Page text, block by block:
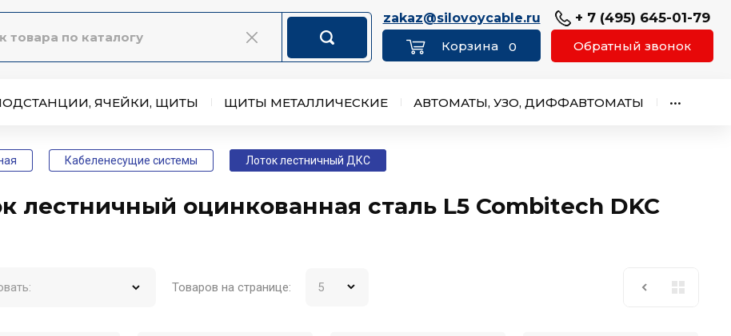
zakaz@silovoycable.ru
0
+ 7 (495) 645-01-79
Обратный звонок
ЯЧЕЙКИ, ЩИТЫ ЩИТЫ МЕТАЛЛИЧЕСКИЕ АВТОМАТЫ, УЗО, ДИФФАВТОМАТЫ •••
Кабеленесущие системы Лоток лестничный ДКС
лестничный оцинкованная сталь L5 Combitech DKC
Товаров на странице: